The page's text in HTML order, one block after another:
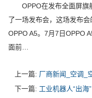
OPPO在发布全面屏旗
了一场发布会，这场发布
OPPO A5。7月7日OPPO
面前…
上一篇: 厂商新闻_空调_
下一篇: 工业机器人“出海